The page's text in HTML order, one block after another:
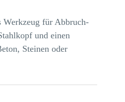
Werkzeug für Abbruch-
und einen
Steinen oder